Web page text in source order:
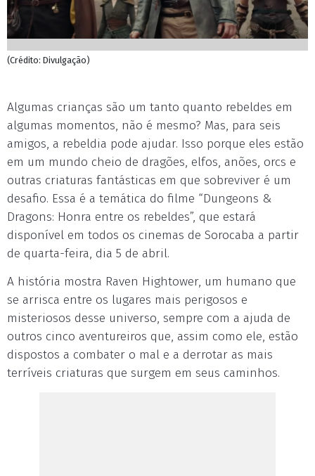
(Crédito: Divulgação)
Algumas crianças são um tanto quanto rebeldes em
algumas momentos, não é mesmo? Mas, para seis
amigos, a rebeldia pode ajudar. Isso porque eles estão
em um mundo cheio de dragões, elfos, anões, orcs e
outras criaturas fantásticas em que sobreviver é um
desafio. Essa é a temática do filme “Dungeons &
Dragons: Honra entre os rebeldes”, que estará
disponível em todos os cinemas de Sorocaba a partir
de quarta-feira, dia 5 de abril.
A história mostra Raven Hightower, um humano que
se arrisca entre os lugares mais perigosos e
misteriosos desse universo, sempre com a ajuda de
outros cinco aventureiros que, assim como ele, estão
dispostos a combater o mal e a derrotar as mais
terríveis criaturas que surgem em seus caminhos.